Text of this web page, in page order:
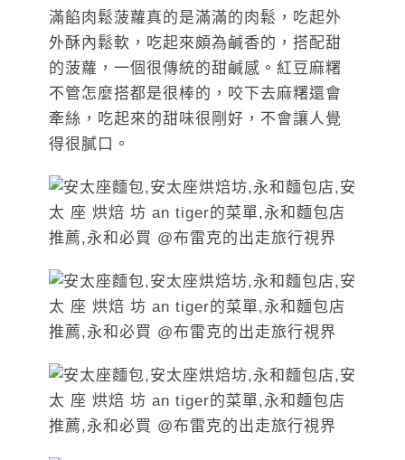
滿餡肉鬆菠蘿真的是滿滿的肉鬆，吃起外
外酥內鬆軟，吃起來頗為鹹香的，搭配甜
的菠蘿，一個很傳統的甜鹹感。紅豆麻糬
不管怎麼搭都是很棒的，咬下去麻糬還會
牽絲，吃起來的甜味很剛好，不會讓人覺
得很膩口。